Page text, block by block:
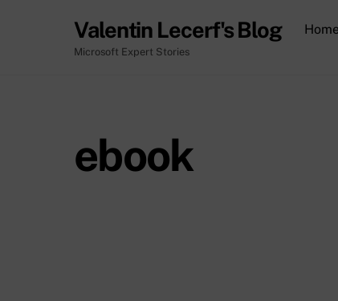
Valentin Lecerf's Blog
Microsoft Expert Stories
Home
ebook